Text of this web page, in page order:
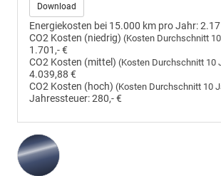
Download
Energiekosten bei 15.000 km pro Jahr:
CO2 Kosten (niedrig) (Kosten Durchschnitt
1.701,- €
CO2 Kosten (mittel) (Kosten Durchschnitt 10
4.039,88 €
CO2 Kosten (hoch) (Kosten Durchschnitt 10
Jahressteuer:280,- €